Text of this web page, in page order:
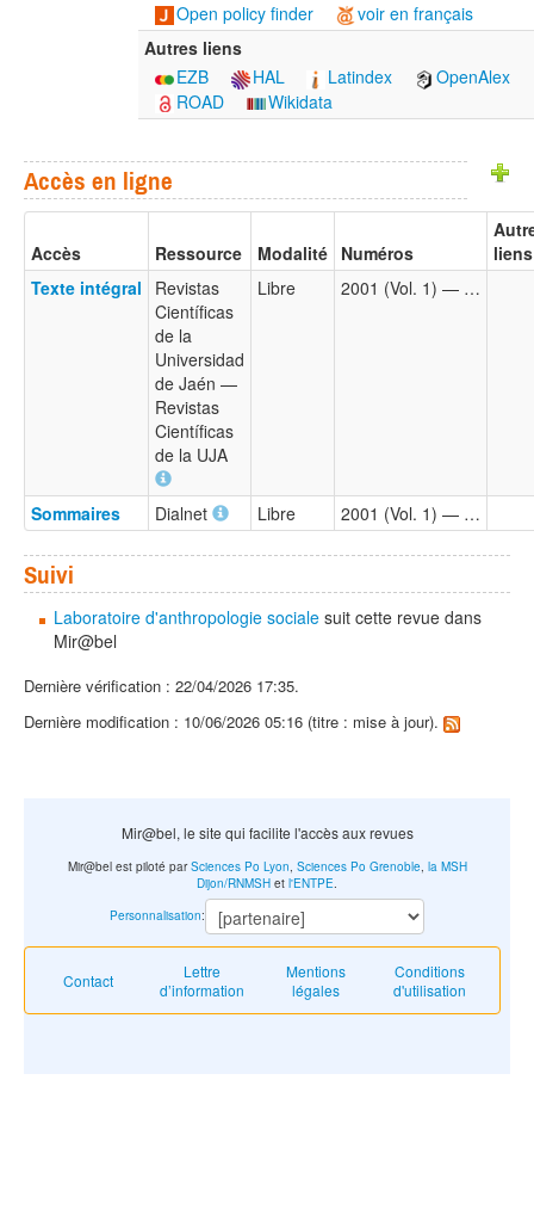
Open policy finder
voir en français
Autres liens
EZB
HAL Latindex
OpenAlex
ROAD
Wikidata
Accès en ligne
Accès Ressource Modalité Numéros
liens
Texte intégral
Revistas
Científicas
de la
Universidad
de Jaén —
Revistas
Científicas
de la UJA
Libre 2001 (Vol. 1) — …
Sommaires Dialnet Libre 2001 (Vol. 1) — …
Suivi
Laboratoire d'anthropologie sociale suit cette revue dans
Mir@bel
Dernière vérification : 22/04/2026 17:35.
Dernière modification : 10/06/2026 05:16 (titre : mise à jour).
Mir@bel, le site qui facilite l'accès aux revues
Contact
Lettre
d’information
Mentions
légales
Conditions
d'utilisation
Mir@bel est piloté parSciences Po Lyon, Sciences Po Grenoble, la MSH
Dijon/RNMSH et l'ENTPE.
Personnalisation: